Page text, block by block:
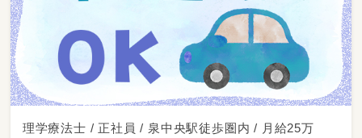
※周りのスタッフと協力し合いながら進められ
る安心のチーム体制です🎵
理学療法士 / 正社員 / 泉中央駅徒歩圏内 / 月給25万